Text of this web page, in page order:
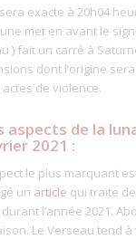
exacte à 20h04
met en avant le
) fait un carré à
dont l’origine
de violence.
aspects de la
2021 :
le plus marquant
un article qui traite
l’année 2021.
Le Verseau tend